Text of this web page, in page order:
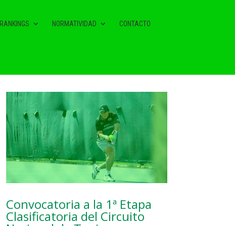
RANKINGS NORMATIVIDAD CONTACTO
Convocatoria a la 1ª Etapa
Clasificatoria del Circuito